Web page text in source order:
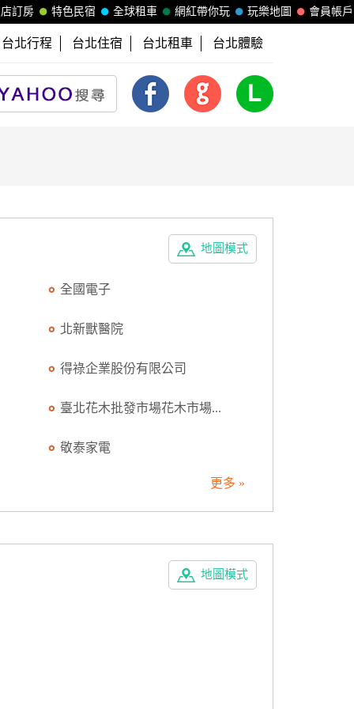
會員帳戶
玩樂地圖
網紅帶你玩
全球租車
特色民宿
訂房
台北行程 台北住宿 台北租車 台北體驗
地圖模式
全國電子
北新獸醫院
得祿企業股份有限公司
臺北花木批發市場花木市場...
敬泰家電
更多 »
地圖模式